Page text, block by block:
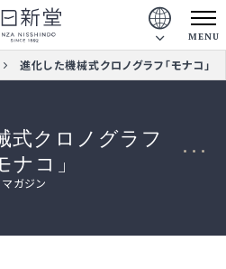
MENU
進化した機械式クロノグラフ「モナコ」
式クロノグラフ
ナコ」
マガジン